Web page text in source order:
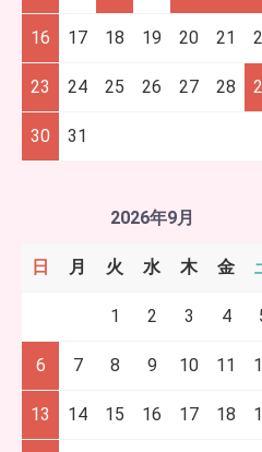
16 17 18 19 20 21
23 24 25 26 27 28
30 31
2026年9月
日 月 火 水 木 金
1 2 3 4
6 7 8 9 10 11
13 14 15 16 17 18